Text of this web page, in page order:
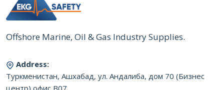
Offshore Marine, Oil & Gas Industry Supplies.
Address:
Туркменистан, Ашхабад, ул. Андалиба, дом 70 (Бизнес